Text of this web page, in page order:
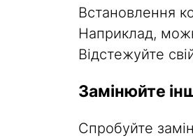
Встановлення
Наприклад,
Відстежуйте
Замінюйте
Спробуйте